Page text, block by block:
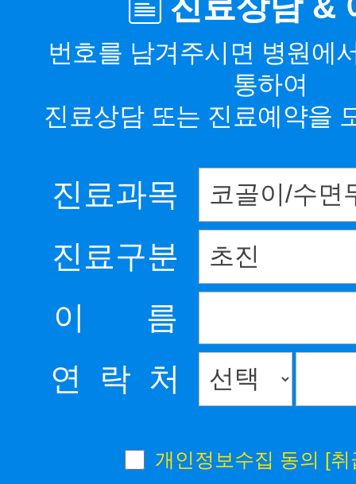
번호를 남겨주시면 병원에
통하여
진료상담 또는 진료예약을
진료과목
진료구분
이 름
연 락 처
개인정보수집 동의 [취